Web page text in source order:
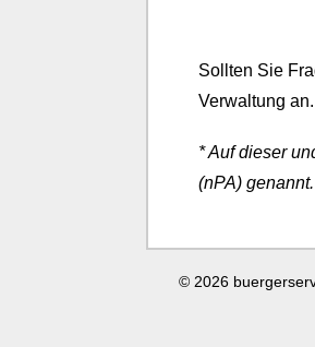
Sollten Sie
Verwaltung
* Auf dieser
(nPA)
© 2026